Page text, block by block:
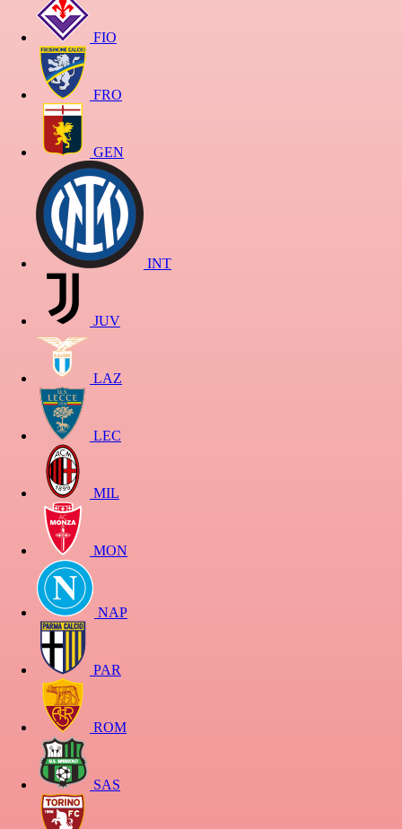
FIO
FRO
GEN
INT
JUV
LAZ
LEC
MIL
MON
NAP
PAR
ROM
SAS